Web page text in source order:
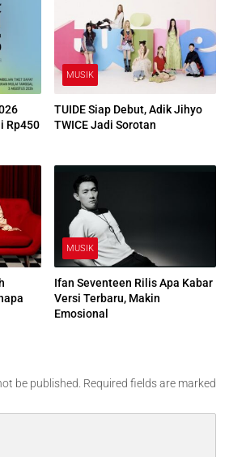
Rp450
MUSIK
TUIDE Siap Debut, Adik Jihyo
TWICE Jadi Sorotan
MUSIK
Ifan Seventeen Rilis Apa Kabar
Versi Terbaru, Makin
Emosional
be published. Required fields are marked